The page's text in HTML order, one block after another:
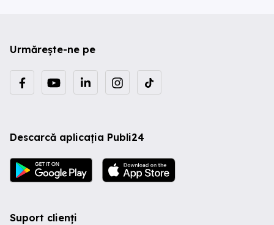
Urmărește-ne pe
Descarcă aplicația Publi24
Suport clienți